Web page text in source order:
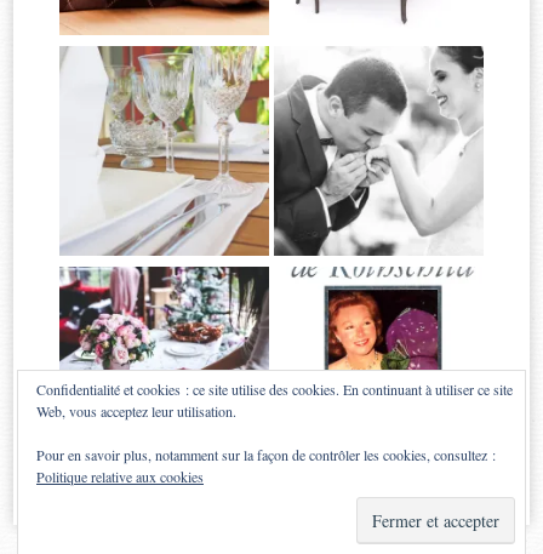
Theme: Sugar & Spice byWebTuts.
Confidentialité et cookies : ce site utilise des cookies. En continuant à utiliser ce site
Web, vous acceptez leur utilisation.
Pour en savoir plus, notamment sur la façon de contrôler les cookies, consultez :
Politique relative aux cookies